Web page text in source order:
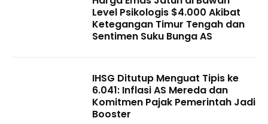
Level Psikologis $4.000 Akibat
Ketegangan Timur Tengah dan
Sentimen Suku Bunga AS
IHSG Ditutup Menguat Tipis ke
6.041: Inflasi AS Mereda dan
Komitmen Pajak Pemerintah Jadi
Booster